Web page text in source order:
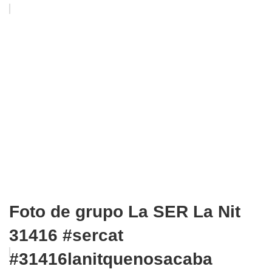
Foto de grupo La SER La Nit
31416 #sercat
#31416lanitquenosacaba